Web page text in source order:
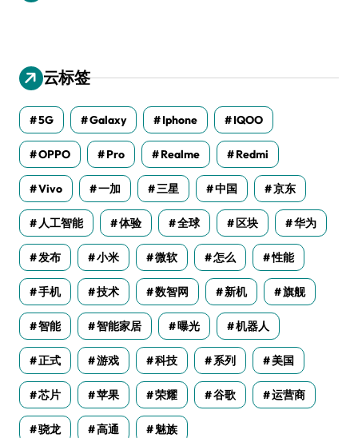
云标签
5G Galaxy Iphone IQOO
OPPO Pro Realme Redmi
Vivo 一加 三星 中国 京东
人工智能 体验 全球 区块 华为
发布 小米 微软 怎么 性能
手机 技术 数智网 新机 旗舰
智能 智能家居 曝光 机器人
正式 游戏 科技 系列 美国
芯片 苹果 荣耀 谷歌 运营商
骁龙 高通 魅族